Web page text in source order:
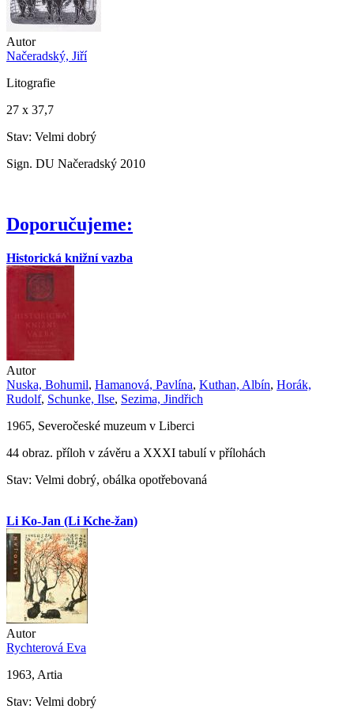
Autor
Načeradský, Jiří
Litografie
27 x 37,7
Stav: Velmi dobrý
Sign. DU Načeradský 2010
Doporučujeme:
Historická knižní vazba
Autor
Nuska, Bohumil, Hamanová, Pavlína, Kuthan, Albín, Horák,
Rudolf, Schunke, Ilse, Sezima, Jindřich
1965, Severočeské muzeum v Liberci
44 obraz. příloh v závěru a XXXI tabulí v přílohách
Stav: Velmi dobrý, obálka opotřebovaná
Li Ko-Jan (Li Kche-žan)
Autor
Rychterová Eva
1963, Artia
Stav: Velmi dobrý